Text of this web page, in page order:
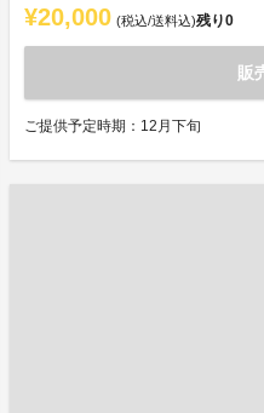
¥20,000 (税込/送料込)残り0
販
ご提供予定時期：12月下旬